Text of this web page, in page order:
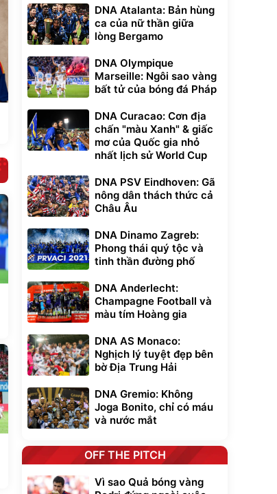
DNA Atalanta: Bản hùng
ca của nữ thần giữa
lòng Bergamo
DNA Olympique
Marseille: Ngôi sao vàng
bất tử của bóng đá Pháp
DNA Curacao: Cơn địa
chấn "màu Xanh" & giấc
mơ của Quốc gia nhỏ
nhất lịch sử World Cup
DNA PSV Eindhoven: Gã
nông dân thách thức cả
Châu Âu
DNA Dinamo Zagreb:
Phong thái quý tộc và
tinh thần đường phố
DNA Anderlecht:
Champagne Football và
màu tím Hoàng gia
DNA AS Monaco:
Nghịch lý tuyệt đẹp bên
bờ Địa Trung Hải
DNA Gremio: Không
Joga Bonito, chỉ có máu
và nước mắt
OFF THE PITCH
Vì sao Quả bóng vàng